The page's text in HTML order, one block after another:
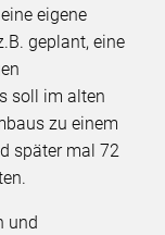
eigene
geplant, eine
soll im alten
zu einem
später mal 72
und